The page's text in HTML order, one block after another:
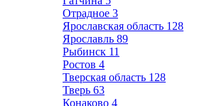
Отрадное 3
Ярославская область 128
Ярославль 89
Рыбинск 11
Ростов 4
Тверская область 128
Тверь 63
Конаково 4